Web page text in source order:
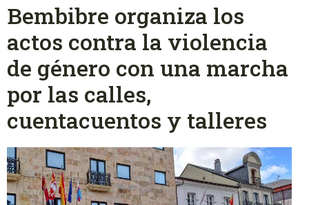
Bembibre organiza los
actos contra la violencia
de género con una marcha
por las calles,
cuentacuentos y talleres